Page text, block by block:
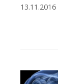
13.11.2016